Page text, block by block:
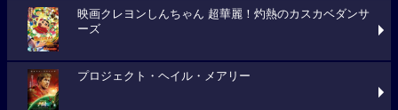
映画クレヨンしんちゃん 超華麗！灼熱のカスカベダンサ
ーズ
プロジェクト・ヘイル・メアリー